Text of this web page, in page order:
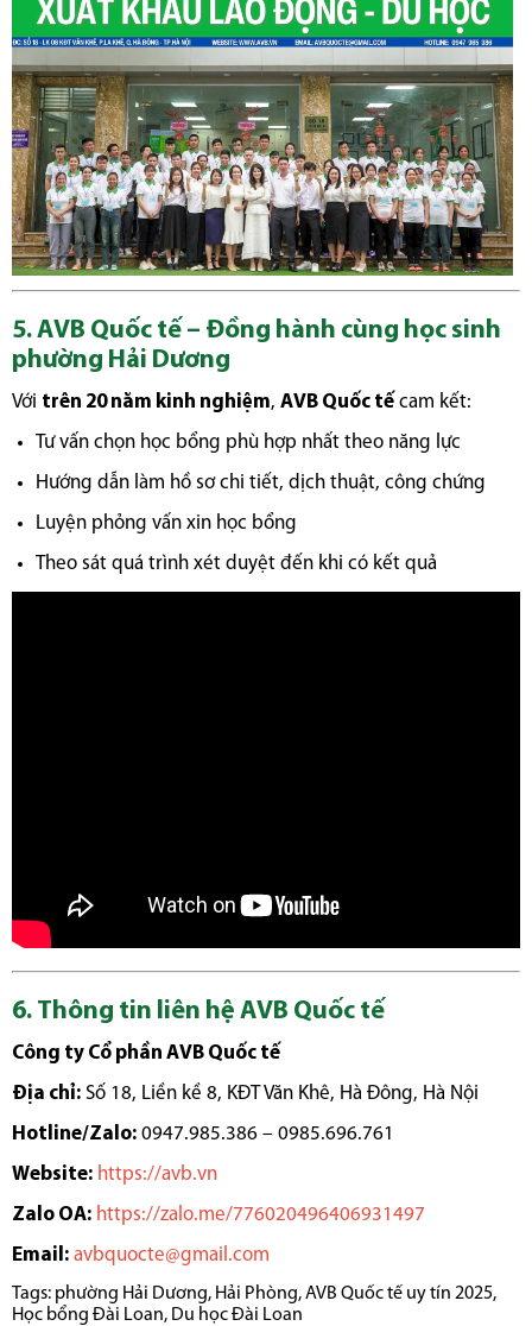
5. AVB Quốc tế – Đồng hành cùng học sinh
phường Hải Dương
Với trên 20 năm kinh nghiệm, AVB Quốc tế cam kết:
Tư vấn chọn học bổng phù hợp nhất theo năng lực
Hướng dẫn làm hồ sơ chi tiết, dịch thuật, công chứng
Luyện phỏng vấn xin học bổng
Theo sát quá trình xét duyệt đến khi có kết quả
6. Thông tin liên hệ AVB Quốc tế
Công ty Cổ phần AVB Quốc tế
Địa chỉ: Số 18, Liền kề 8, KĐT Văn Khê, Hà Đông, Hà Nội
Hotline/Zalo: 0947.985.386 – 0985.696.761
Website: https://avb.vn
Zalo OA: https://zalo.me/776020496406931497
Email: avbquocte@gmail.com
Tags: phường Hải Dương, Hải Phòng,AVB Quốc tế uy tín 2025,
Học bổng Đài Loan, Du học Đài Loan